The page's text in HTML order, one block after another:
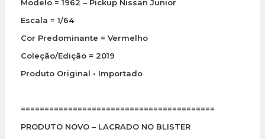
Modelo = 1962 – Pickup Nissan Junior
Escala = 1/64
Cor Predominante = Vermelho
Coleção/Edição = 2019
Produto Original • Importado
=========================================
PRODUTO NOVO – LACRADO NO BLISTER